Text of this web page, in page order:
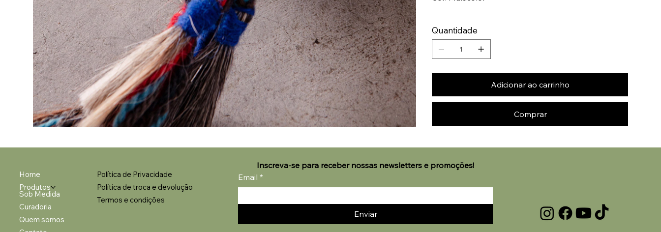
Quantidade
Adicionar ao carrinho
Comprar
Home
Produtos
Sob Medida
Curadoria
Quem somos
Política de Privacidade
Política de troca e devolução
Termos e condições
Inscreva-se para receber nossas newsletters e promoções!
Email *
Enviar
Tell us, how can we solve your issue?